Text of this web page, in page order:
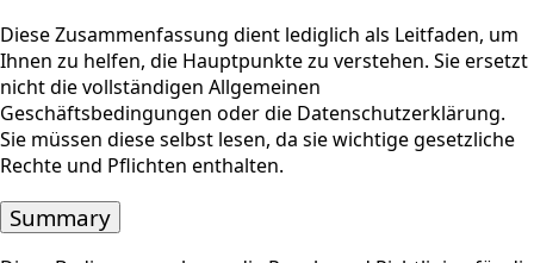
Diese Zusammenfassung dient lediglich als Leitfaden, um
Ihnen zu helfen, die Hauptpunkte zu verstehen. Sie ersetzt
nicht die vollständigen Allgemeinen
Geschäftsbedingungen oder die Datenschutzerklärung.
Sie müssen diese selbst lesen, da sie wichtige gesetzliche
Rechte und Pflichten enthalten.
Summary